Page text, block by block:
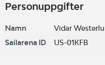
Personuppgifter
Namn
Vidar
Sailarena ID
US-01KFB